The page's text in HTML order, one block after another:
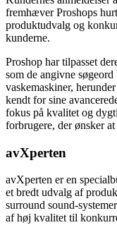
fremhæver Proshops
produktudvalg og
kunderne.
Proshop har tilpasset
som de angivne
vaskemaskiner,
kendt for sine
fokus på kvalitet og
forbrugere, der ønsker
avXperten
avXperten er en
et bredt udvalg af
surround sound-
af høj kvalitet til